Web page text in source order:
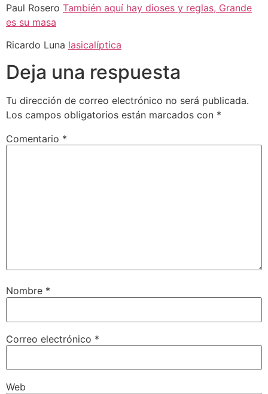
Paul Rosero También aquí hay dioses y reglas, Grande
es su masa
Ricardo Luna lasicalíptica
Deja una respuesta
Tu dirección de correo electrónico no será publicada.
Los campos obligatorios están marcados con *
Comentario *
Nombre *
Correo electrónico *
Web